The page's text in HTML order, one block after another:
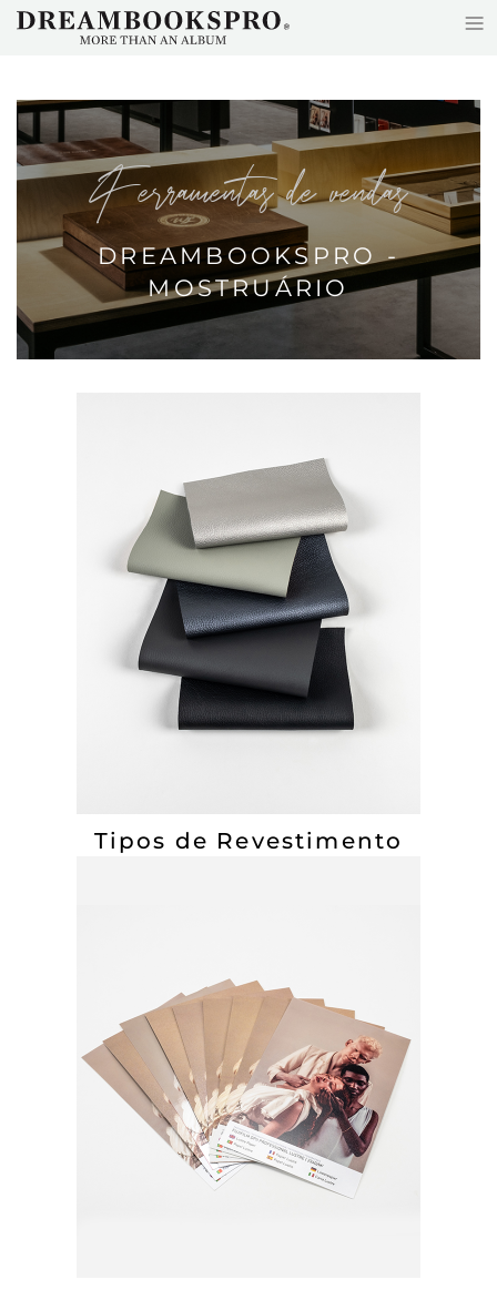
Ferramentas de vendas
DREAMBOOKSPRO -
MOSTRUÁRIO
Tipos de Revestimento
≡